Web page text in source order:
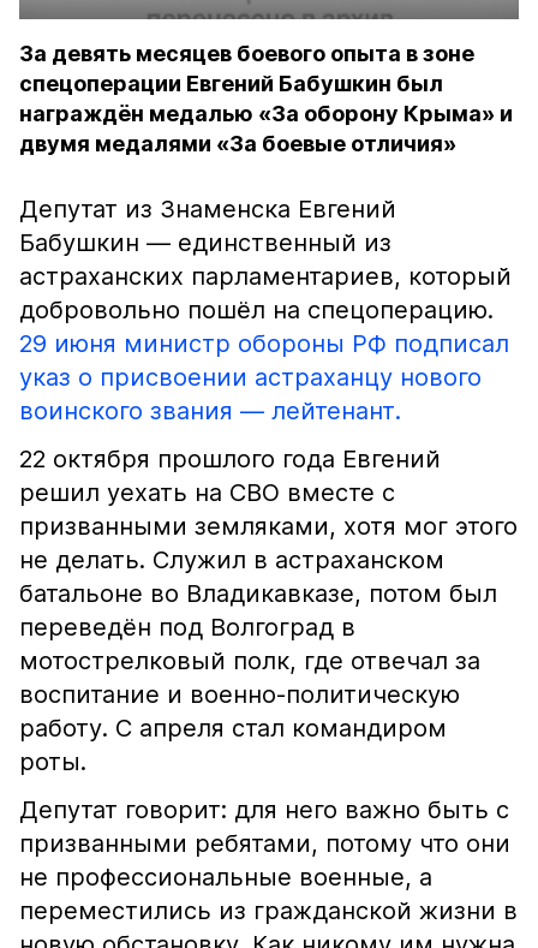
За девять месяцев боевого опыта в зоне
спецоперации Евгений Бабушкин был
награждён медалью «За оборону Крыма» и
двумя медалями «За боевые отличия»
Депутат из Знаменска Евгений
Бабушкин — единственный из
астраханских парламентариев, который
добровольно пошёл на спецоперацию.
29 июня министр обороны РФ подписал
указ о присвоении астраханцу нового
воинского звания — лейтенант.
22 октября прошлого года Евгений
решил уехать на СВО вместе с
призванными земляками, хотя мог этого
не делать. Служил в астраханском
батальоне во Владикавказе, потом был
переведён под Волгоград в
мотострелковый полк, где отвечал за
воспитание и военно-политическую
работу. С апреля стал командиром
роты.
Депутат говорит: для него важно быть с
призванными ребятами, потому что они
не профессиональные военные, а
переместились из гражданской жизни в